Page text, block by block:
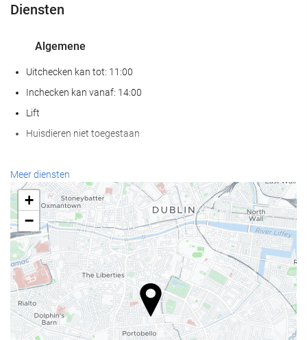
Diensten
Algemene
Uitchecken kan tot: 11:00
Inchecken kan vanaf: 14:00
Lift
Huisdieren niet toegestaan
Receptiediensten
24-uursreceptie
Bagageopslag
Eten en drinken
À-la-carterestaurant
Bar
Internet
Meer diensten
+
−